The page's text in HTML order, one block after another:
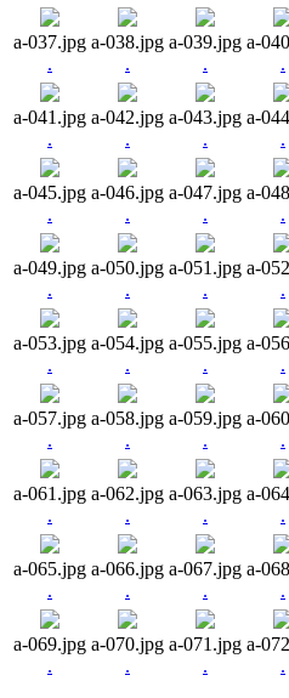
a-037.jpg
.
a-038.jpg
.
a-039.jpg
.
a-
.
a-041.jpg
.
a-042.jpg
.
a-043.jpg
.
a-
.
a-045.jpg
.
a-046.jpg
.
a-047.jpg
.
a-
.
a-049.jpg
.
a-050.jpg
.
a-051.jpg
.
a-
.
a-053.jpg
.
a-054.jpg
.
a-055.jpg
.
a-
.
a-057.jpg
.
a-058.jpg
.
a-059.jpg
.
a-
.
a-061.jpg
.
a-062.jpg
.
a-063.jpg
.
a-
.
a-065.jpg
.
a-066.jpg
.
a-067.jpg
.
a-
.
a-069.jpg
.
a-070.jpg
.
a-071.jpg
.
a-
.